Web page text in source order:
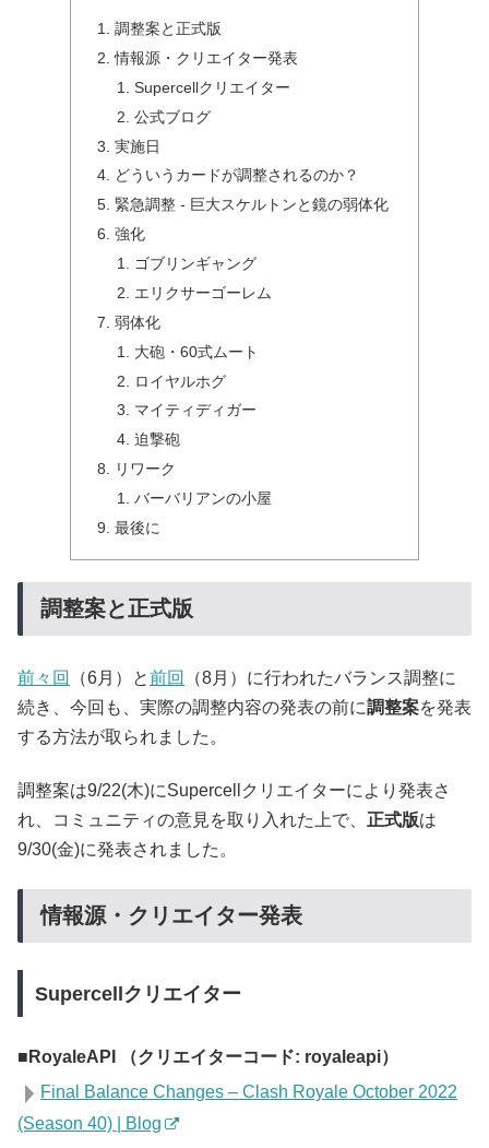
調整案と正式版
情報源・クリエイター発表
Supercellクリエイター
公式ブログ
実施日
どういうカードが調整されるのか？
緊急調整 - 巨大スケルトンと鏡の弱体化
強化
ゴブリンギャング
エリクサーゴーレム
弱体化
大砲・60式ムート
ロイヤルホグ
マイティディガー
迫撃砲
リワーク
バーバリアンの小屋
最後に
調整案と正式版
前々回 （6月）と前回
（8月）に行われたバランス調整に
続き、今回も、実際の調整内容の発表の前に調整案を発表
する方法が取られました。
調整案は9/22(木)にSupercellクリエイターにより発表さ
れ、コミュニティの意見を取り入れた上で、 正式版は
9/30(金)に発表されました。
情報源・クリエイター発表
Supercellクリエイター
RoyaleAPI （クリエイターコード: royaleapi）
Final Balance Changes – Clash Royale October 2022
(Season 40) | Blog